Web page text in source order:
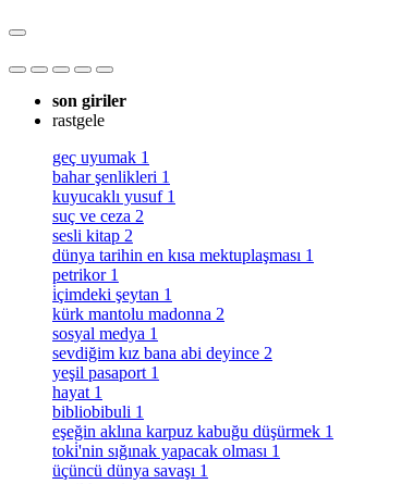
son giriler
rastgele
geç uyumak 1
bahar şenlikleri 1
kuyucaklı yusuf 1
suç ve ceza 2
sesli kitap 2
dünya tarihin en kısa mektuplaşması 1
petrikor 1
i̇çimdeki şeytan 1
kürk mantolu madonna 2
sosyal medya 1
sevdiğim kız bana abi deyince 2
yeşil pasaport 1
hayat 1
bibliobibuli 1
eşeğin aklına karpuz kabuğu düşürmek 1
toki̇'nin sığınak yapacak olması 1
üçüncü dünya savaşı 1